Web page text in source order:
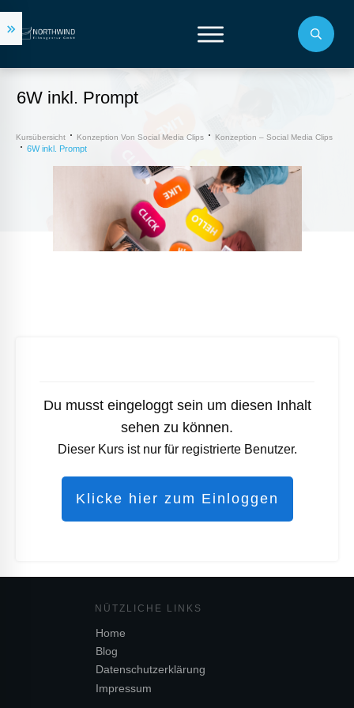
6W inkl. Prompt
Kursübersicht Konzeption Von Social Media Clips Konzeption – Social Media Clips
6W inkl. Prompt
Du musst eingeloggt sein um diesen Inhalt
sehen zu können.
Dieser Kurs ist nur für registrierte Benutzer.
Klicke hier zum Einloggen
NÜTZL ICHE LINKS
Home
Blog
Datenschutzerklärung
Impressum